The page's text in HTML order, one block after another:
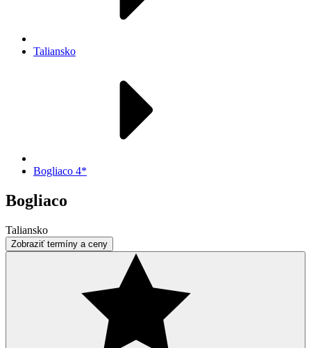
Taliansko
Bogliaco 4*
Bogliaco
Taliansko
Zobraziť termíny a ceny